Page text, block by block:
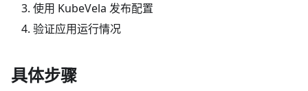
使用 KubeVela 发布配置
验证应用运行情况
具体步骤